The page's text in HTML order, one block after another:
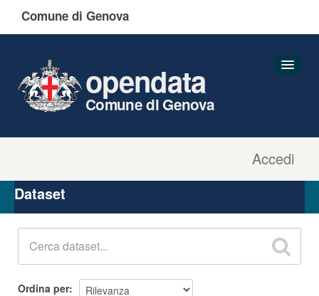
Comune di Genova
Accedi
opendata
Comune di Genova
Organizzazioni
Gruppi
Dataset
Ordina per